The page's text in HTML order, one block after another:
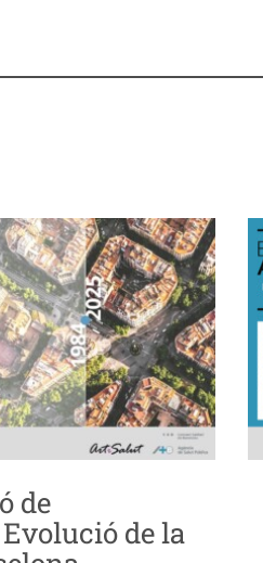
de
de la